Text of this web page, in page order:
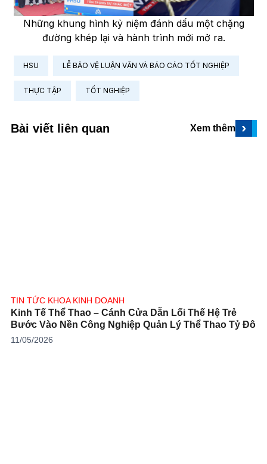
Những khung hình kỷ niệm đánh dấu một chặng
đường khép lại và hành trình mới mở ra.
HSU LỄ BẢO VỆ LUẬN VĂN VÀ BÁO CÁO TỐT NGHIỆP
THỰC TẬP TỐT NGHIỆP
Bài viết liên quan Xem thêm ›
TIN TỨC KHOA KINH DOANH
Kinh Tế Thể Thao – Cánh Cửa Dẫn Lối Thế Hệ Trẻ
Bước Vào Nền Công Nghiệp Quản Lý Thể Thao Tỷ Đô
11/05/2026